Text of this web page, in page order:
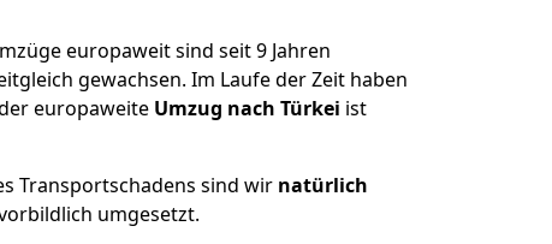
europaweit sind seit9 Jahren
gewachsen. Im Laufe der Zeit haben
europaweite Umzug nach Türkei ist
Transportschadens sind wir natürlich
umgesetzt.